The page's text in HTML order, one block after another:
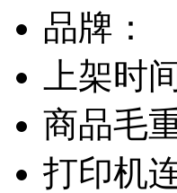
品牌：
上架时
商品毛
打印机